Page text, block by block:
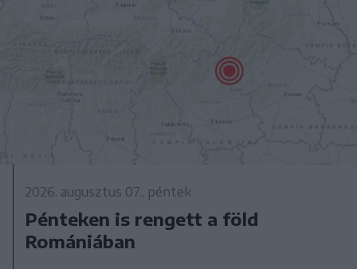
2026. augusztus 07., péntek
Pénteken is rengett a föld
Romániában